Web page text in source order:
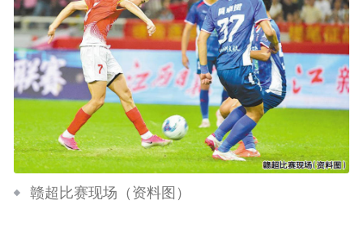
赣超比赛现场（资料图）